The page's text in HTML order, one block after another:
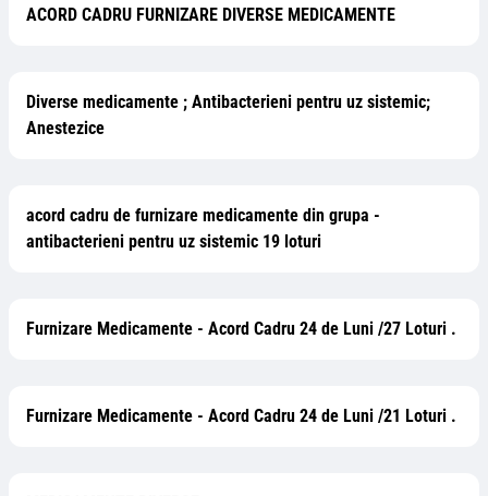
ACORD CADRU FURNIZARE DIVERSE MEDICAMENTE
Diverse medicamente ; Antibacterieni pentru uz sistemic;
Anestezice
acord cadru de furnizare medicamente din grupa -
antibacterieni pentru uz sistemic 19 loturi
Furnizare Medicamente - Acord Cadru 24 de Luni /27 Loturi .
Furnizare Medicamente - Acord Cadru 24 de Luni /21 Loturi .